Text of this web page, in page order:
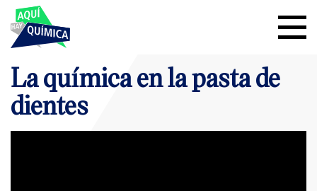
La química en la pasta de
dientes